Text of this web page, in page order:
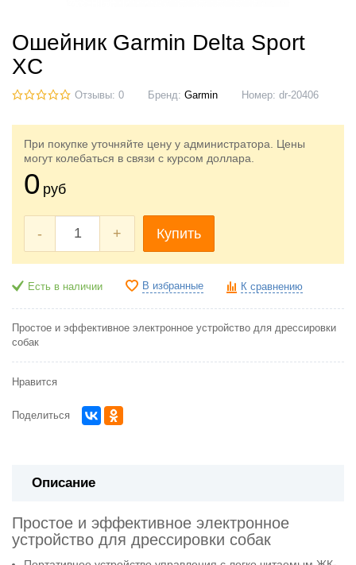
Ошейник Garmin Delta Sport
XC
Отзывы: 0 Бренд: Garmin Номер: dr-20406
При покупке уточняйте цену у администратора. Цены
могут колебаться в связи с курсом доллара.
0 руб
- + Купить
Есть в наличии В избранные К сравнению
Простое и эффективное электронное устройство для дрессировки
собак
Нравится
Поделиться
Описание
Простое и эффективное электронное
устройство для дрессировки собак